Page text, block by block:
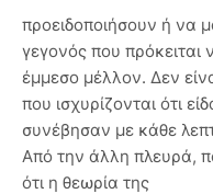
προειδοποιήσουν ή να
γεγονός που πρόκειται
έμμεσο μέλλον. Δεν
που ισχυρίζονται ότι
συνέβησαν με κάθε
Από την άλλη πλευρά,
ότι η θεωρία της